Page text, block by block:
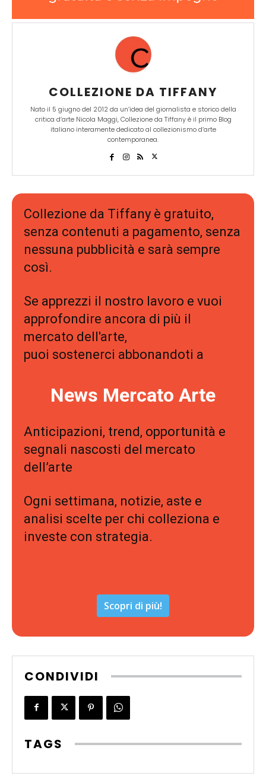
COLLEZIONE DA TIFFANY
Nato il 5 giugno del 2012 da un’idea del giornalista e storico della
critica d’arte Nicola Maggi, Collezione da Tiffany è il primo Blog
italiano interamente dedicato al collezionismo d’arte
contemporanea.
Collezione da Tiffany è gratuito,
senza contenuti a pagamento, senza
nessuna pubblicità e sarà sempre
così.
Se apprezzi il nostro lavoro e vuoi
approfondire ancora di più il
mercato dell'arte,
puoi sostenerci abbonandoti a
News Mercato Arte
Anticipazioni, trend, opportunità e
segnali nascosti del mercato
dell’arte
Ogni settimana, notizie, aste e
analisi scelte per chi colleziona e
investe con strategia.
Scopri di più!
CONDIVIDI
TAGS